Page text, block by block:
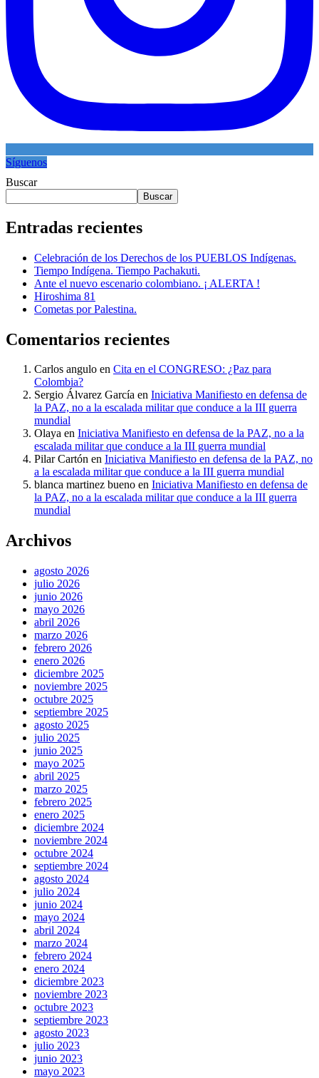
Síguenos
Buscar
Buscar
Entradas recientes
Celebración de los Derechos de los PUEBLOS Indígenas.
Tiempo Indígena. Tiempo Pachakuti.
Ante el nuevo escenario colombiano. ¡ ALERTA !
Hiroshima 81
Cometas por Palestina.
Comentarios recientes
Carlos angulo en Cita en el CONGRESO: ¿Paz para
Colombia?
Sergio Álvarez García en Iniciativa Manifiesto en defensa de
la PAZ, no a la escalada militar que conduce a la III guerra
mundial
Olaya en Iniciativa Manifiesto en defensa de la PAZ, no a la
escalada militar que conduce a la III guerra mundial
Pilar Cartón en Iniciativa Manifiesto en defensa de la PAZ, no
a la escalada militar que conduce a la III guerra mundial
blanca martinez bueno en Iniciativa Manifiesto en defensa de
la PAZ, no a la escalada militar que conduce a la III guerra
mundial
Archivos
agosto 2026
julio 2026
junio 2026
mayo 2026
abril 2026
marzo 2026
febrero 2026
enero 2026
diciembre 2025
noviembre 2025
octubre 2025
septiembre 2025
agosto 2025
julio 2025
junio 2025
mayo 2025
abril 2025
marzo 2025
febrero 2025
enero 2025
diciembre 2024
noviembre 2024
octubre 2024
septiembre 2024
agosto 2024
julio 2024
junio 2024
mayo 2024
abril 2024
marzo 2024
febrero 2024
enero 2024
diciembre 2023
noviembre 2023
octubre 2023
septiembre 2023
agosto 2023
julio 2023
junio 2023
mayo 2023